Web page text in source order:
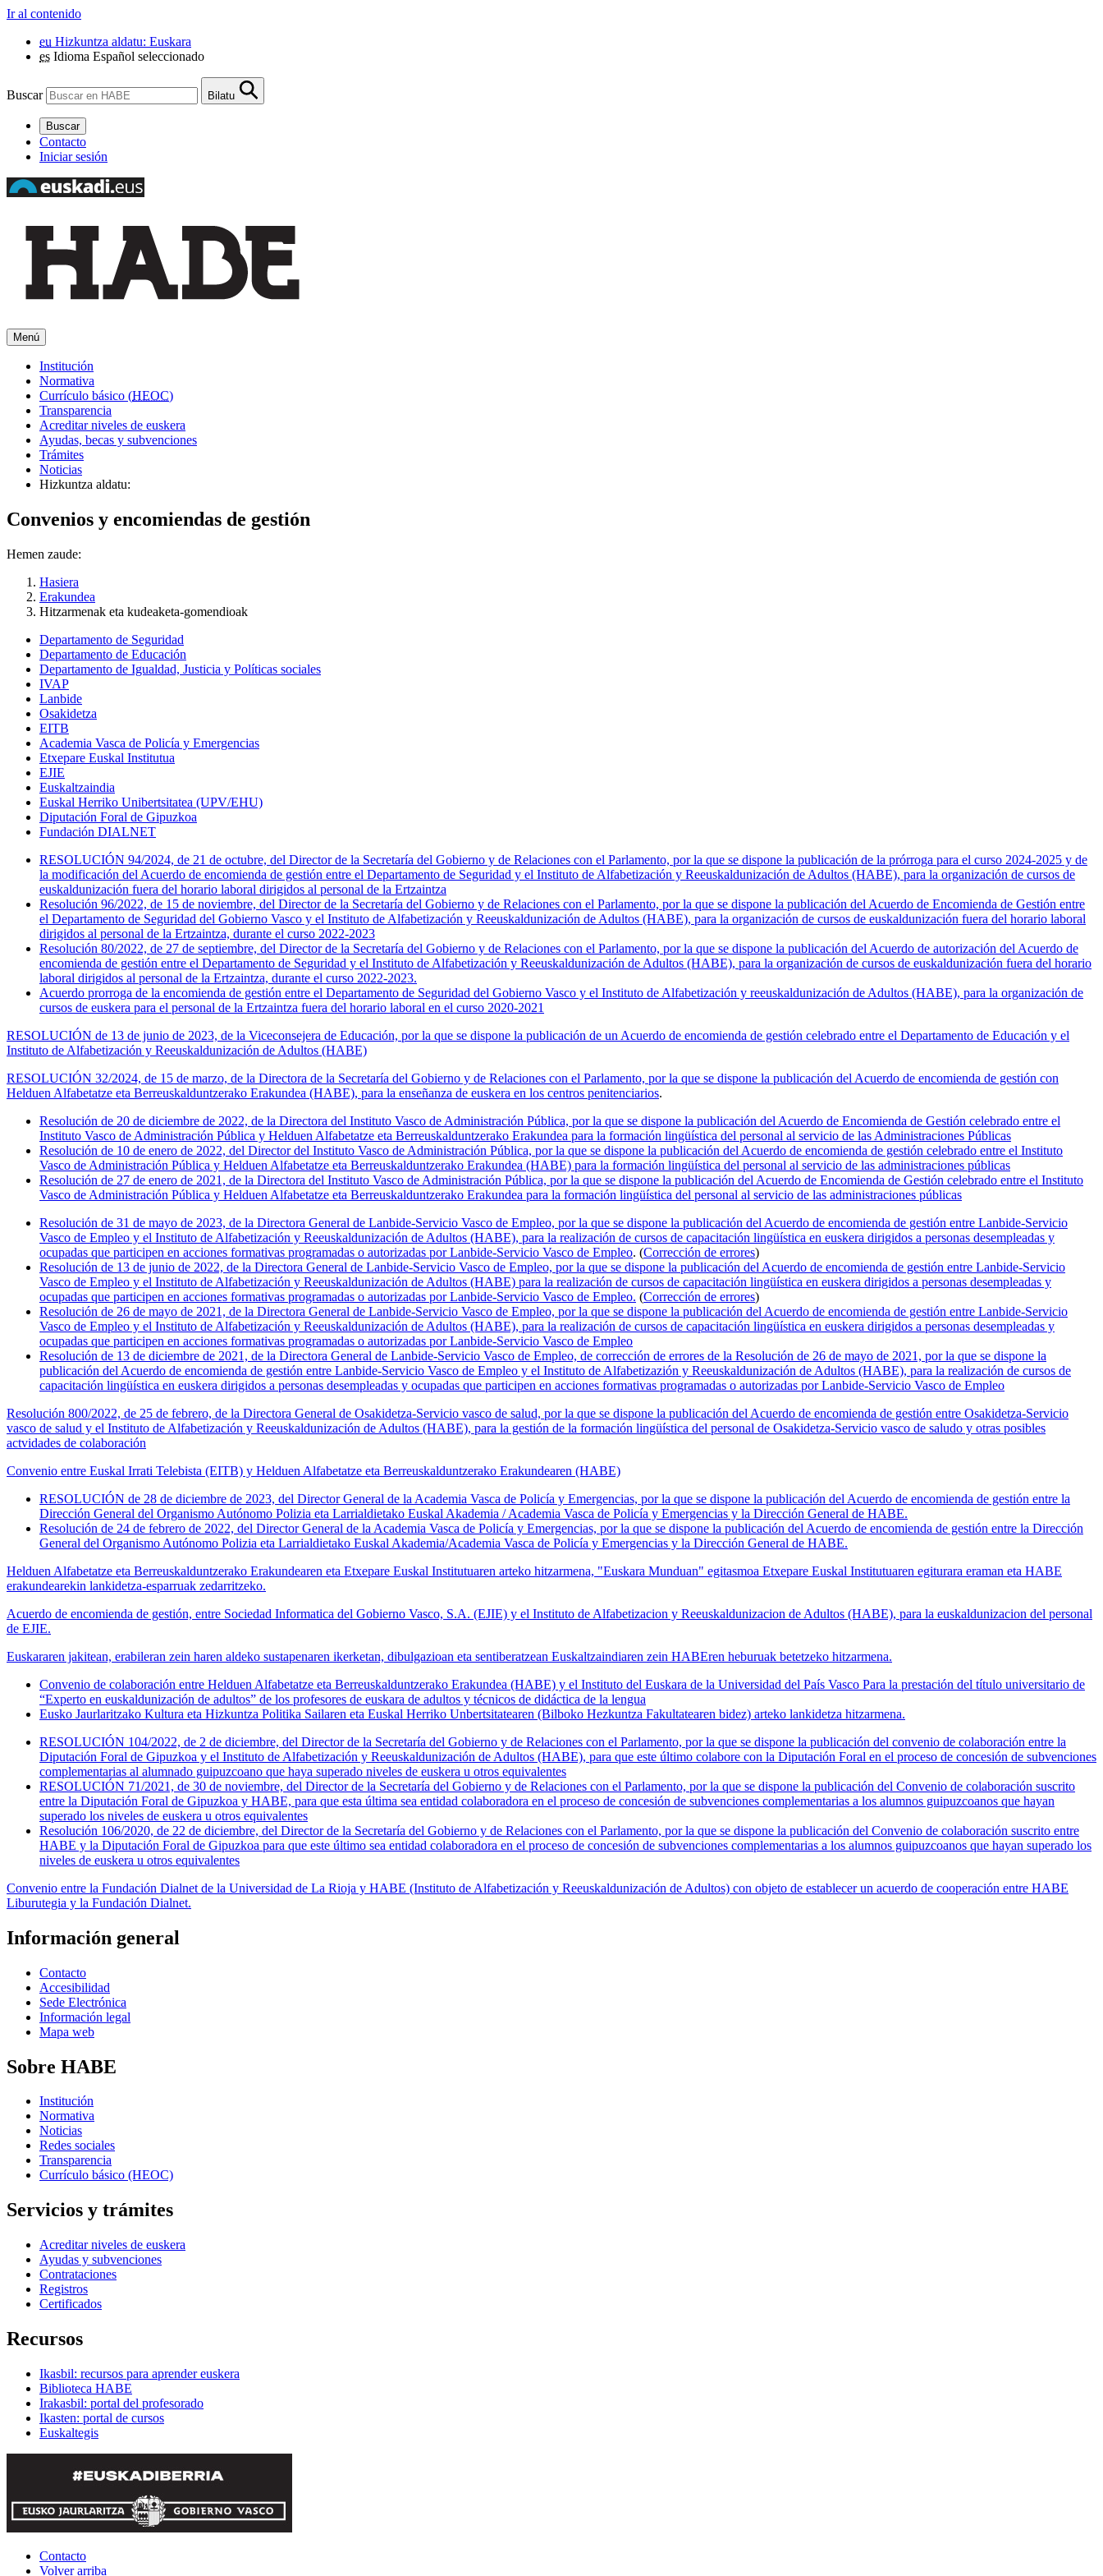
Ir al contenido
eu Hizkuntza aldatu: Euskara
es Idioma Español seleccionado
Buscar Bilatu
Buscar
Contacto
Iniciar sesión
Menú
Institución
Normativa
Currículo básico (HEOC)
Transparencia
Acreditar niveles de euskera
Ayudas, becas y subvenciones
Trámites
Noticias
Hizkuntza aldatu:
Convenios y encomiendas de gestión
Hemen zaude:
Hasiera
Erakundea
Hitzarmenak eta kudeaketa-gomendioak
Departamento de Seguridad
Departamento de Educación
Departamento de Igualdad, Justicia y Políticas sociales
IVAP
Lanbide
Osakidetza
EITB
Academia Vasca de Policía y Emergencias
Etxepare Euskal Institutua
EJIE
Euskaltzaindia
Euskal Herriko Unibertsitatea (UPV/EHU)
Diputación Foral de Gipuzkoa
Fundación DIALNET
RESOLUCIÓN 94/2024, de 21 de octubre, del Director de la Secretaría del Gobierno y de Relaciones con el Parlamento, por la que se dispone la publicación de la prórroga para el curso 2024-2025 y de
la modificación del Acuerdo de encomienda de gestión entre el Departamento de Seguridad y el Instituto de Alfabetización y Reeuskaldunización de Adultos (HABE), para la organización de cursos de
euskaldunización fuera del horario laboral dirigidos al personal de la Ertzaintza
Resolución 96/2022, de 15 de noviembre, del Director de la Secretaría del Gobierno y de Relaciones con el Parlamento, por la que se dispone la publicación del Acuerdo de Encomienda de Gestión entre
el Departamento de Seguridad del Gobierno Vasco y el Instituto de Alfabetización y Reeuskaldunización de Adultos (HABE), para la organización de cursos de euskaldunización fuera del horario laboral
dirigidos al personal de la Ertzaintza, durante el curso 2022-2023
Resolución 80/2022, de 27 de septiembre, del Director de la Secretaría del Gobierno y de Relaciones con el Parlamento, por la que se dispone la publicación del Acuerdo de autorización del Acuerdo de
encomienda de gestión entre el Departamento de Seguridad y el Instituto de Alfabetización y Reeuskaldunización de Adultos (HABE), para la organización de cursos de euskaldunización fuera del horario
laboral dirigidos al personal de la Ertzaintza, durante el curso 2022-2023.
Acuerdo prorroga de la encomienda de gestión entre el Departamento de Seguridad del Gobierno Vasco y el Instituto de Alfabetización y reeuskaldunización de Adultos (HABE), para la organización de
cursos de euskera para el personal de la Ertzaintza fuera del horario laboral en el curso 2020-2021
RESOLUCIÓN de 13 de junio de 2023, de la Viceconsejera de Educación, por la que se dispone la publicación de un Acuerdo de encomienda de gestión celebrado entre el Departamento de Educación y el
Instituto de Alfabetización y Reeuskaldunización de Adultos (HABE)
RESOLUCIÓN 32/2024, de 15 de marzo, de la Directora de la Secretaría del Gobierno y de Relaciones con el Parlamento, por la que se dispone la publicación del Acuerdo de encomienda de gestión con
Helduen Alfabetatze eta Berreuskalduntzerako Erakundea (HABE), para la enseñanza de euskera en los centros penitenciarios.
Resolución de 20 de diciembre de 2022, de la Directora del Instituto Vasco de Administración Pública, por la que se dispone la publicación del Acuerdo de Encomienda de Gestión celebrado entre el
Instituto Vasco de Administración Pública y Helduen Alfabetatze eta Berreuskalduntzerako Erakundea para la formación lingüística del personal al servicio de las Administraciones Públicas
Resolución de 10 de enero de 2022, del Director del Instituto Vasco de Administración Pública, por la que se dispone la publicación del Acuerdo de encomienda de gestión celebrado entre el Instituto
Vasco de Administración Pública y Helduen Alfabetatze eta Berreuskalduntzerako Erakundea (HABE) para la formación lingüística del personal al servicio de las administraciones públicas
Resolución de 27 de enero de 2021, de la Directora del Instituto Vasco de Administración Pública, por la que se dispone la publicación del Acuerdo de Encomienda de Gestión celebrado entre el Instituto
Vasco de Administración Pública y Helduen Alfabetatze eta Berreuskalduntzerako Erakundea para la formación lingüística del personal al servicio de las administraciones públicas
Resolución de 31 de mayo de 2023, de la Directora General de Lanbide-Servicio Vasco de Empleo, por la que se dispone la publicación del Acuerdo de encomienda de gestión entre Lanbide-Servicio
Vasco de Empleo y el Instituto de Alfabetización y Reeuskaldunización de Adultos (HABE), para la realización de cursos de capacitación lingüística en euskera dirigidos a personas desempleadas y
ocupadas que participen en acciones formativas programadas o autorizadas por Lanbide-Servicio Vasco de Empleo. (Corrección de errores)
Resolución de 13 de junio de 2022, de la Directora General de Lanbide-Servicio Vasco de Empleo, por la que se dispone la publicación del Acuerdo de encomienda de gestión entre Lanbide-Servicio
Vasco de Empleo y el Instituto de Alfabetización y Reeuskaldunización de Adultos (HABE) para la realización de cursos de capacitación lingüística en euskera dirigidos a personas desempleadas y
ocupadas que participen en acciones formativas programadas o autorizadas por Lanbide-Servicio Vasco de Empleo. (Corrección de errores)
Resolución de 26 de mayo de 2021, de la Directora General de Lanbide-Servicio Vasco de Empleo, por la que se dispone la publicación del Acuerdo de encomienda de gestión entre Lanbide-Servicio
Vasco de Empleo y el Instituto de Alfabetización y Reeuskaldunización de Adultos (HABE), para la realización de cursos de capacitación lingüística en euskera dirigidos a personas desempleadas y
ocupadas que participen en acciones formativas programadas o autorizadas por Lanbide-Servicio Vasco de Empleo
Resolución de 13 de diciembre de 2021, de la Directora General de Lanbide-Servicio Vasco de Empleo, de corrección de errores de la Resolución de 26 de mayo de 2021, por la que se dispone la
publicación del Acuerdo de encomienda de gestión entre Lanbide-Servicio Vasco de Empleo y el Instituto de Alfabetizazión y Reeuskaldunización de Adultos (HABE), para la realización de cursos de
capacitación lingüística en euskera dirigidos a personas desempleadas y ocupadas que participen en acciones formativas programadas o autorizadas por Lanbide-Servicio Vasco de Empleo
Resolución 800/2022, de 25 de febrero, de la Directora General de Osakidetza-Servicio vasco de salud, por la que se dispone la publicación del Acuerdo de encomienda de gestión entre Osakidetza-Servicio
vasco de salud y el Instituto de Alfabetización y Reeuskaldunización de Adultos (HABE), para la gestión de la formación lingüística del personal de Osakidetza-Servicio vasco de saludo y otras posibles
actvidades de colaboración
Convenio entre Euskal Irrati Telebista (EITB) y Helduen Alfabetatze eta Berreuskalduntzerako Erakundearen (HABE)
RESOLUCIÓN de 28 de diciembre de 2023, del Director General de la Academia Vasca de Policía y Emergencias, por la que se dispone la publicación del Acuerdo de encomienda de gestión entre la
Dirección General del Organismo Autónomo Polizia eta Larrialdietako Euskal Akademia / Academia Vasca de Policía y Emergencias y la Dirección General de HABE.
Resolución de 24 de febrero de 2022, del Director General de la Academia Vasca de Policía y Emergencias, por la que se dispone la publicación del Acuerdo de encomienda de gestión entre la Dirección
General del Organismo Autónomo Polizia eta Larrialdietako Euskal Akademia/Academia Vasca de Policía y Emergencias y la Dirección General de HABE.
Helduen Alfabetatze eta Berreuskalduntzerako Erakundearen eta Etxepare Euskal Institutuaren arteko hitzarmena, "Euskara Munduan" egitasmoa Etxepare Euskal Institutuaren egiturara eraman eta HABE
erakundearekin lankidetza-esparruak zedarritzeko.
Acuerdo de encomienda de gestión, entre Sociedad Informatica del Gobierno Vasco, S.A. (EJIE) y el Instituto de Alfabetizacion y Reeuskaldunizacion de Adultos (HABE), para la euskaldunizacion del personal
de EJIE.
Euskararen jakitean, erabileran zein haren aldeko sustapenaren ikerketan, dibulgazioan eta sentiberatzean Euskaltzaindiaren zein HABEren heburuak betetzeko hitzarmena.
Convenio de colaboración entre Helduen Alfabetatze eta Berreuskalduntzerako Erakundea (HABE) y el Instituto del Euskara de la Universidad del País Vasco Para la prestación del título universitario de
“Experto en euskaldunización de adultos” de los profesores de euskara de adultos y técnicos de didáctica de la lengua
Eusko Jaurlaritzako Kultura eta Hizkuntza Politika Sailaren eta Euskal Herriko Unbertsitatearen (Bilboko Hezkuntza Fakultatearen bidez) arteko lankidetza hitzarmena.
RESOLUCIÓN 104/2022, de 2 de diciembre, del Director de la Secretaría del Gobierno y de Relaciones con el Parlamento, por la que se dispone la publicación del convenio de colaboración entre la
Diputación Foral de Gipuzkoa y el Instituto de Alfabetización y Reeuskaldunización de Adultos (HABE), para que este último colabore con la Diputación Foral en el proceso de concesión de subvenciones
complementarias al alumnado guipuzcoano que haya superado niveles de euskera u otros equivalentes
RESOLUCIÓN 71/2021, de 30 de noviembre, del Director de la Secretaría del Gobierno y de Relaciones con el Parlamento, por la que se dispone la publicación del Convenio de colaboración suscrito
entre la Diputación Foral de Gipuzkoa y HABE, para que esta última sea entidad colaboradora en el proceso de concesión de subvenciones complementarias a los alumnos guipuzcoanos que hayan
superado los niveles de euskera u otros equivalentes
Resolución 106/2020, de 22 de diciembre, del Director de la Secretaría del Gobierno y de Relaciones con el Parlamento, por la que se dispone la publicación del Convenio de colaboración suscrito entre
HABE y la Diputación Foral de Gipuzkoa para que este último sea entidad colaboradora en el proceso de concesión de subvenciones complementarias a los alumnos guipuzcoanos que hayan superado los
niveles de euskera u otros equivalentes
Convenio entre la Fundación Dialnet de la Universidad de La Rioja y HABE (Instituto de Alfabetización y Reeuskaldunización de Adultos) con objeto de establecer un acuerdo de cooperación entre HABE
Liburutegia y la Fundación Dialnet.
Información general
Contacto
Accesibilidad
Sede Electrónica
Información legal
Mapa web
Sobre HABE
Institución
Normativa
Noticias
Redes sociales
Transparencia
Currículo básico (HEOC)
Servicios y trámites
Acreditar niveles de euskera
Ayudas y subvenciones
Contrataciones
Registros
Certificados
Recursos
Ikasbil: recursos para aprender euskera
Biblioteca HABE
Irakasbil: portal del profesorado
Ikasten: portal de cursos
Euskaltegis
Contacto
Volver arriba